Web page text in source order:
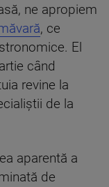
ne apropiem
, ce
El
când
revine la
de la
aparentă a
de